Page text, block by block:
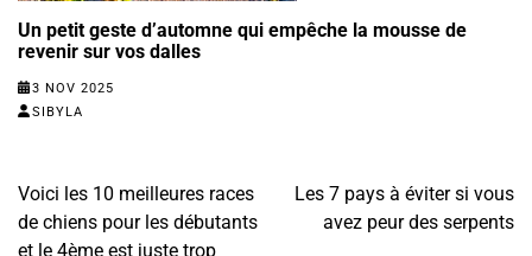
Un petit geste d’automne qui empêche la mousse de
revenir sur vos dalles
3 NOV 2025
SIBYLA
Navigation
de
Voici les 10 meilleures races
de chiens pour les débutants
et le 4ème est juste trop
Les 7 pays à éviter si vous
avez peur des serpents